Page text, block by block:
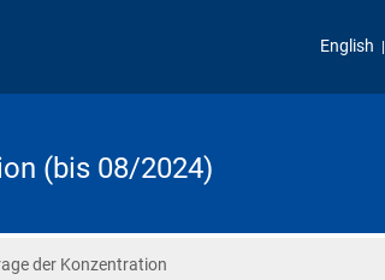
English
(bis 08/2024)
der Konzentration